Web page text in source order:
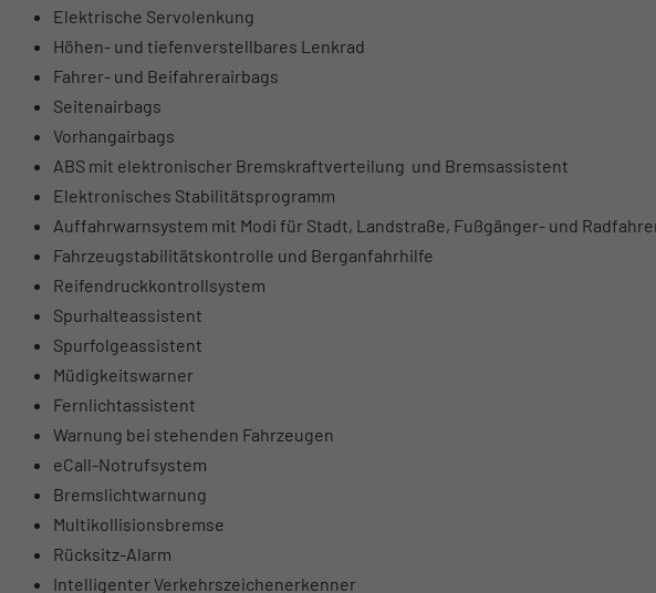
Elektrische Servolenkung
Höhen- und tiefenverstellbares Lenkrad
Fahrer- und Beifahrerairbags
Seitenairbags
Vorhangairbags
ABS mit elektronischer Bremskraftverteilung und Bremsassistent
Elektronisches Stabilitätsprogramm
Auffahrwarnsystem mit Modi für Stadt, Landstraße, Fußgänger- und
Fahrzeugstabilitätskontrolle und Berganfahrhilfe
Reifendruckkontrollsystem
Spurhalteassistent
Spurfolgeassistent
Müdigkeitswarner
Fernlichtassistent
Warnung bei stehenden Fahrzeugen
eCall-Notrufsystem
Bremslichtwarnung
Multikollisionsbremse
Rücksitz-Alarm
Intelligenter Verkehrszeichenerkenner